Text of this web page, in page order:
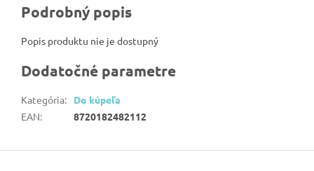
Podrobný popis
Popis produktu nie je dostupný
Dodatočné parametre
Kategória:
Do kúpeľa
EAN: 8720182482112
Z